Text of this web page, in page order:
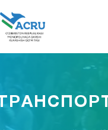
ТРАНСПОРТ